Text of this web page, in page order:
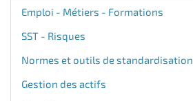
Emploi - Métiers - Formations
SST - Risques
Normes et outils de standardisation
Gestion des actifs